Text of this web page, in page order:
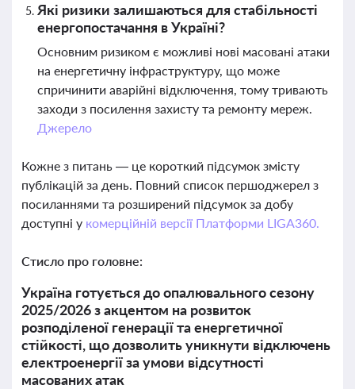
Які ризики залишаються для стабільності
енергопостачання в Україні?
Основним ризиком є можливі нові масовані атаки
на енергетичну інфраструктуру, що може
спричинити аварійні відключення, тому тривають
заходи з посилення захисту та ремонту мереж.
Джерело
Кожне з питань — це короткий підсумок змісту
публікацій за день. Повний список першоджерел з
посиланнями та розширений підсумок за добу
доступні у комерційній версії Платформи LIGA360.
Стисло про головне:
Україна готується до опалювального сезону
2025/2026 з акцентом на розвиток
розподіленої генерації та енергетичної
стійкості, що дозволить уникнути відключень
електроенергії за умови відсутності
масованих атак